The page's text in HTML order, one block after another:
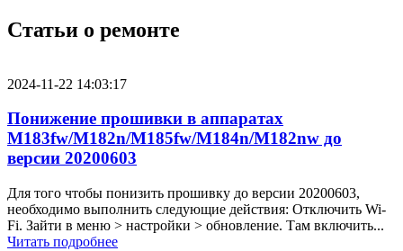
Статьи о ремонте
2024-11-22 14:03:17
Понижение прошивки в аппаратах
M183fw/M182n/M185fw/M184n/M182nw до
версии 20200603
Для того чтобы понизить прошивку до версии 20200603,
необходимо выполнить следующие действия: Отключить Wi-
Fi. Зайти в меню > настройки > обновление. Там включить...
Читать подробнее